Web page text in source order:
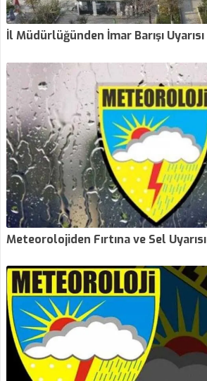
İl Müdürlüğünden İmar Barışı Uyarısı
Meteorolojiden Fırtına ve Sel Uyarısı